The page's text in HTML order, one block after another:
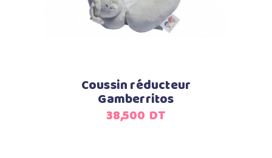
Coussin réducteur
Gamberritos
38,500 DT